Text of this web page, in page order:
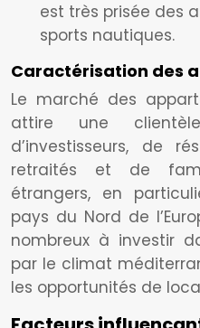
est très prisée des
sports nautiques.
Caractérisation des
Le marché des
attire une
d’investisseurs, de
retraités et de
étrangers, en
pays du Nord de
nombreux à investir
par le climat
les opportunités de